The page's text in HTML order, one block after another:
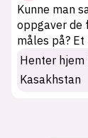
Kunne man
oppgaver de
måles på?
Henter hjem
Kasakhstan